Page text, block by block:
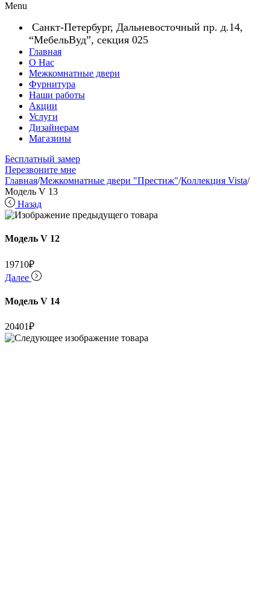
Menu
Санкт-Петербург, Дальневосточный пр. д.14,
“МебельВуд”, секция 025
Главная
О Нас
Межкомнатные двери
Фурнитура
Наши работы
Акции
Услуги
Дизайнерам
Магазины
Бесплатный замер
Перезвоните мне
Главная/Межкомнатные двери "Престиж"/Коллекция Vista/
Модель V 13
Назад
Модель V 12
19710₽
Далее
Модель V 14
20401₽